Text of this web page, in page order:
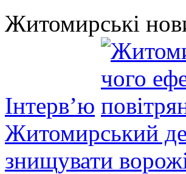
Житомирські
Інтерв’ю
Житомирський
знищувати